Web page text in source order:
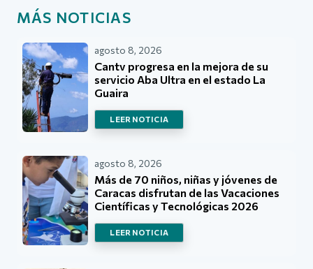
MÁS NOTICIAS
agosto 8, 2026
Cantv progresa en la mejora de su
servicio Aba Ultra en el estado La
Guaira
LEER NOTICIA
agosto 8, 2026
Más de 70 niños, niñas y jóvenes de
Caracas disfrutan de las Vacaciones
Científicas y Tecnológicas 2026
LEER NOTICIA